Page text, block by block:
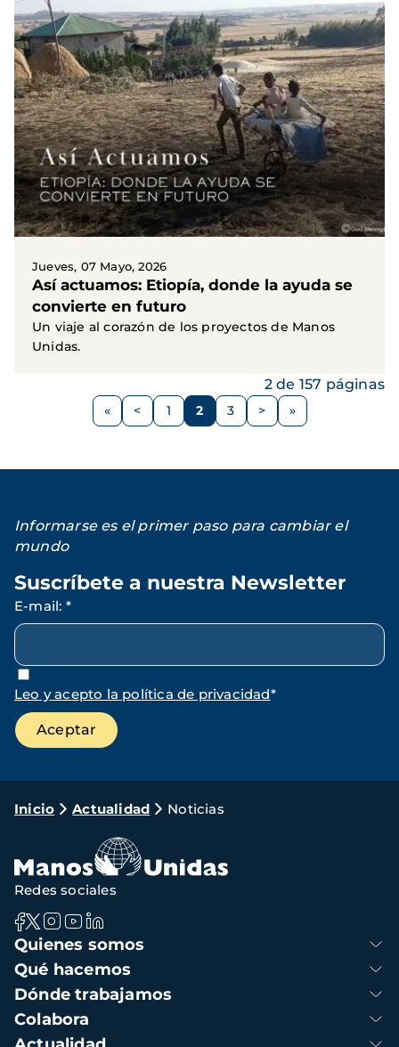
Jueves, 07 Mayo, 2026
Así actuamos: Etiopía, donde la ayuda se
convierte en futuro
Un viaje al corazón de los proyectos de Manos
Unidas.
Paginación
Página
< Página
1 Página
2 Página
3
Siguiente
>
2 de 157 páginas
Informarse es el primer paso para cambiar el
mundo
Suscríbete a nuestra Newsletter
E-mail: *
Leo y acepto la política de privacidad*
Ruta
navegación
Inicio Actualidad Noticias
Navegación
principal
Quienes somos
Qué hacemos
Dónde trabajamos
Colabora
Redes sociales